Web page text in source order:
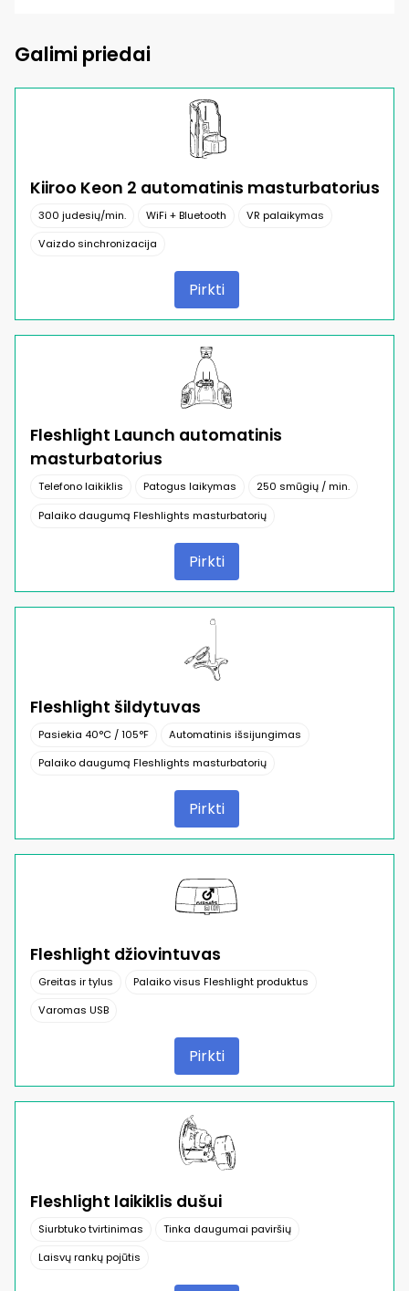
Galimi priedai
Kiiroo Keon 2 automatinis masturbatorius
300 judesių/min. WiFi + Bluetooth
VR palaikymas
Vaizdo sinchronizacija
Pirkti
Fleshlight Launch automatinis
masturbatorius
Telefono laikiklis Patogus laikymas
250 smūgių / min.
Palaiko daugumą Fleshlights masturbatorių
Pirkti
Fleshlight šildytuvas
Pasiekia 40°C / 105°F
Automatinis išsijungimas
Palaiko daugumą Fleshlights masturbatorių
Pirkti
Fleshlight džiovintuvas
Greitas ir tylus
Palaiko visus Fleshlight produktus
Varomas USB
Pirkti
Fleshlight laikiklis dušui
Siurbtuko tvirtinimas
Tinka daugumai paviršių
Laisvų rankų pojūtis